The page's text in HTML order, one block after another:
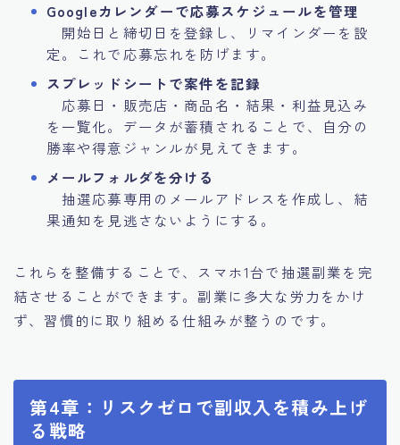
Googleカレンダーで応募スケジュールを管理
開始日と締切日を登録し、リマインダーを設
定。これで応募忘れを防げます。
スプレッドシートで案件を記録
応募日・販売店・商品名・結果・利益見込み
を一覧化。データが蓄積されることで、自分の
勝率や得意ジャンルが見えてきます。
メールフォルダを分ける
抽選応募専用のメールアドレスを作成し、結
果通知を見逃さないようにする。
これらを整備することで、スマホ1台で抽選副業を完
結させることができます。副業に多大な労力をかけ
ず、習慣的に取り組める仕組みが整うのです。
第4章：リスクゼロで副収入を積み上げ
る戦略